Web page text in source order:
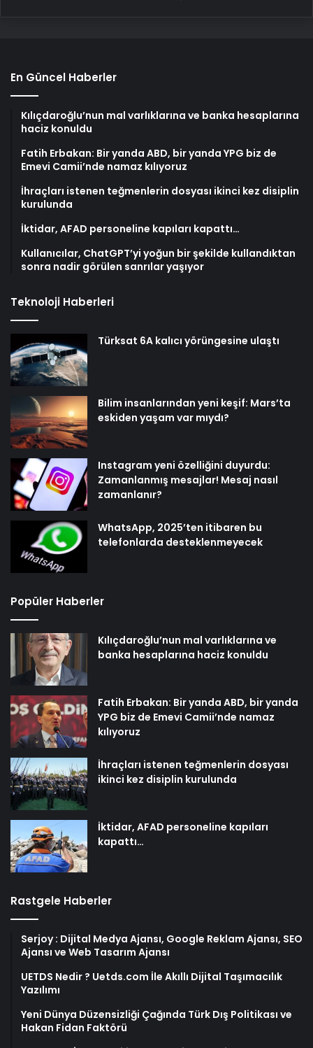
En Güncel Haberler
Kılıçdaroğlu’nun mal varlıklarına ve banka hesaplarına
haciz konuldu
Fatih Erbakan: Bir yanda ABD, bir yanda YPG biz de
Emevi Camii’nde namaz kılıyoruz
İhraçları istenen teğmenlerin dosyası ikinci kez disiplin
kurulunda
İktidar, AFAD personeline kapıları kapattı…
Kullanıcılar, ChatGPT’yi yoğun bir şekilde kullandıktan
sonra nadir görülen sanrılar yaşıyor
Teknoloji Haberleri
Türksat 6A kalıcı yörüngesine ulaştı
Bilim insanlarından yeni keşif: Mars’ta
eskiden yaşam var mıydı?
Instagram yeni özelliğini duyurdu:
Zamanlanmış mesajlar! Mesaj nasıl
zamanlanır?
WhatsApp, 2025’ten itibaren bu
telefonlarda desteklenmeyecek
Popüler Haberler
Kılıçdaroğlu’nun mal varlıklarına ve
banka hesaplarına haciz konuldu
Fatih Erbakan: Bir yanda ABD, bir yanda
YPG biz de Emevi Camii’nde namaz
kılıyoruz
İhraçları istenen teğmenlerin dosyası
ikinci kez disiplin kurulunda
İktidar, AFAD personeline kapıları
kapattı…
Rastgele Haberler
Serjoy : Dijital Medya Ajansı, Google Reklam Ajansı, SEO
Ajansı ve Web Tasarım Ajansı
UETDS Nedir ? Uetds.com İle Akıllı Dijital Taşımacılık
Yazılımı
Yeni Dünya Düzensizliği Çağında Türk Dış Politikası ve
Hakan Fidan Faktörü